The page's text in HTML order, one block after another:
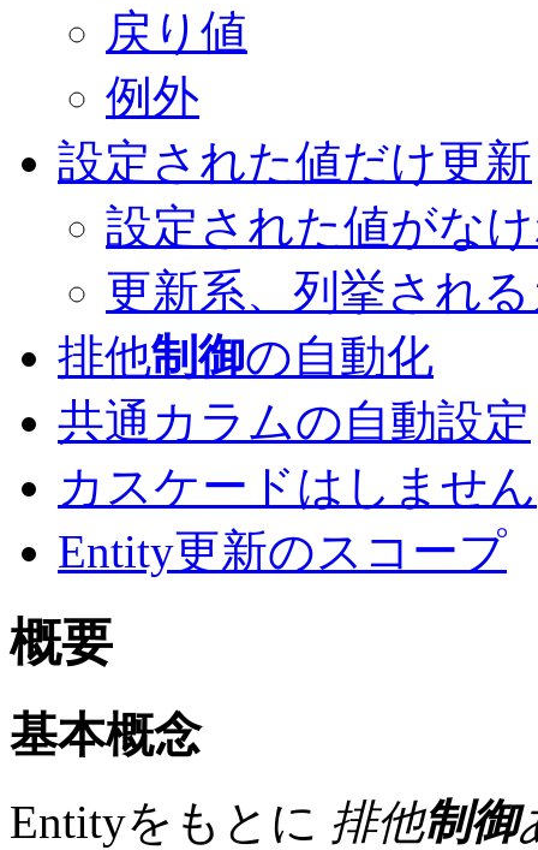
戻り値
例外
設定された値だけ更新
設定された値がな
更新系、列挙され
排他制御の自動化
共通カラムの自動設定
カスケードはしません
Entity更新のスコープ
概要
基本概念
Entityをもとに 排他制御